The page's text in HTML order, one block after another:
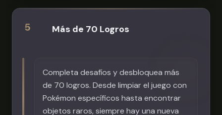
5 Más de 70 Logros
Completa desafíos y desbloquea más
de 70 logros. Desde limpiar el juego con
Pokémon específicos hasta encontrar
objetos raros, siempre hay una nueva